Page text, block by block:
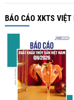
BÁO CÁO XKTS